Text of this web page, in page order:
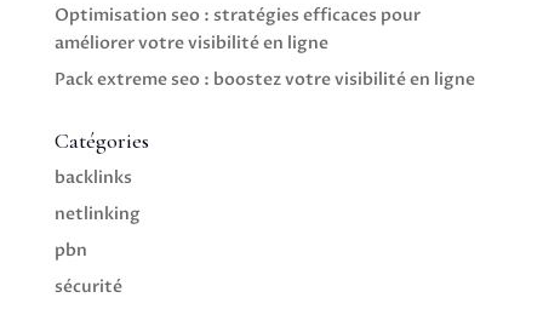
Optimisation seo : stratégies efficaces pour
améliorer votre visibilité en ligne
Pack extreme seo : boostez votre visibilité en ligne
Catégories
backlinks
netlinking
pbn
sécurité